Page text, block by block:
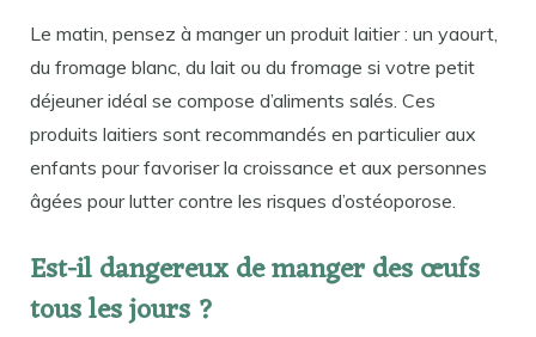
Le matin, pensez à manger un produit laitier : un yaourt,
du fromage blanc, du lait ou du fromage si votre petit
déjeuner idéal se compose d’aliments salés. Ces
produits laitiers sont recommandés en particulier aux
enfants pour favoriser la croissance et aux personnes
âgées pour lutter contre les risques d’ostéoporose.
Est-il dangereux de manger des œufs
tous les jours ?